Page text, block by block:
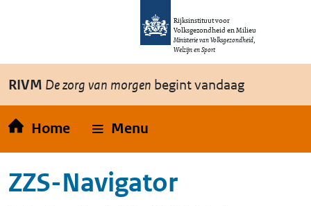
Overslaan en naar de inhoud gaan
Rijksinstituut voor
Volksgezondheid en Milieu
Ministerie van Volksgezondheid,
Welzijn en Sport
RIVM De zorg van morgen begint vandaag
Home Menu
ZZS-Navigator